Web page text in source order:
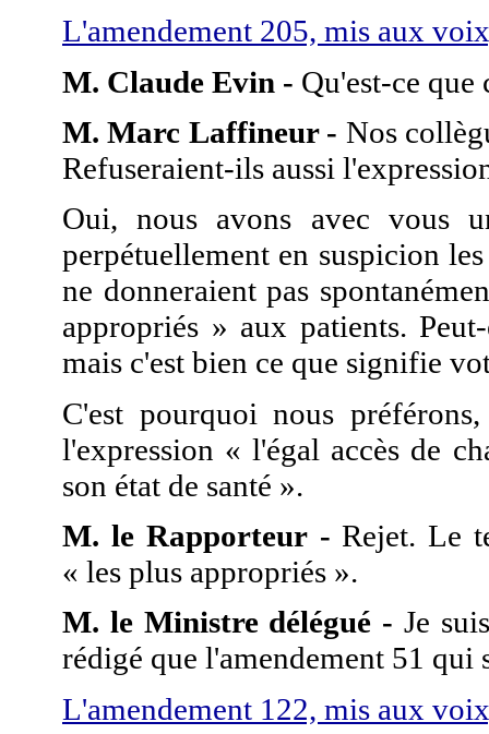
L'amendement 205, mis aux
M. Claude Evin - Qu'est-ce que
M. Marc Laffineur - Nos
Refuseraient-ils aussi
Oui, nous avons avec vous
perpétuellement en suspicion
ne donneraient pas
appropriés » aux patients.
mais c'est bien ce que signifie
C'est pourquoi nous
l'expression « l'égal accès de
son état de santé ».
M. le Rapporteur - Rejet. Le
« les plus appropriés ».
M. le Ministre délégué - Je
rédigé que l'amendement 51 qui
L'amendement 122, mis aux